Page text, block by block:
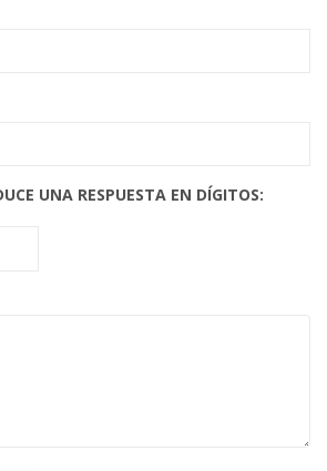
UNA RESPUESTA EN DÍGITOS: